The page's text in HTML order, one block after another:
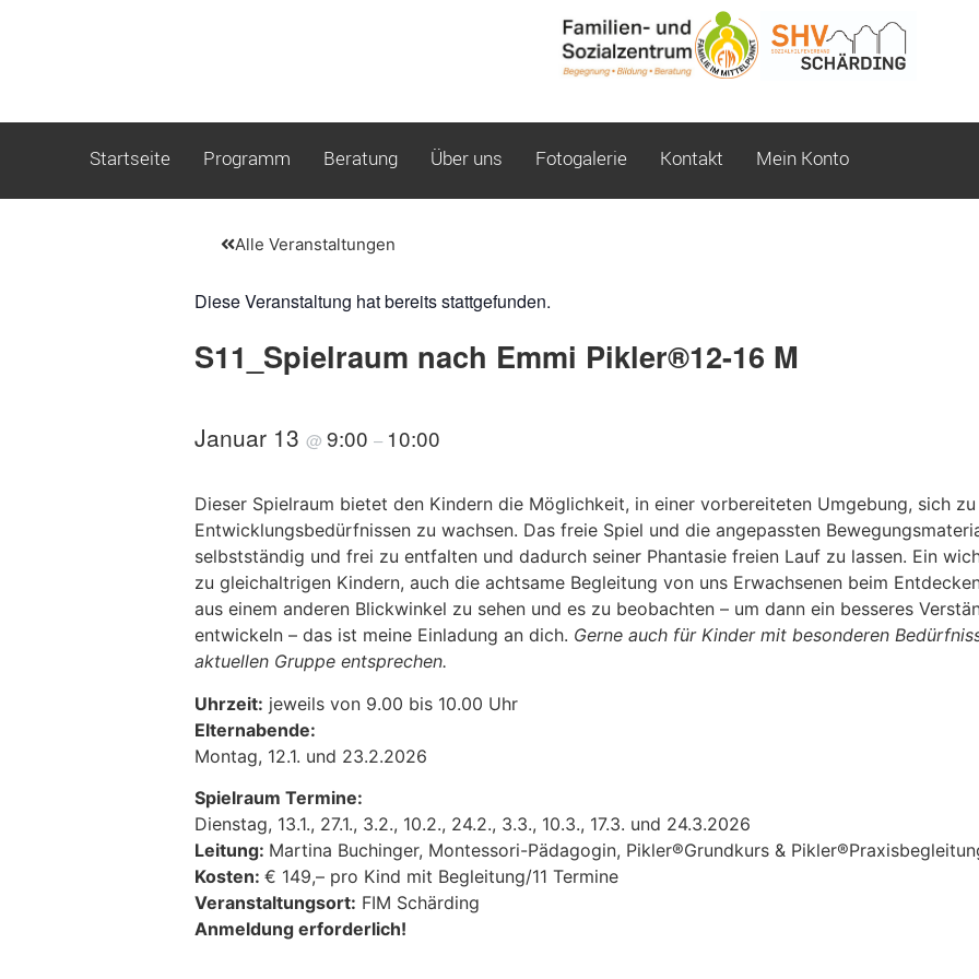
Startseite Programm Beratung Über uns Fotogalerie Kontakt Mein Konto
Alle Veranstaltungen
Diese Veranstaltung hat bereits stattgefunden.
S11_Spielraum nach Emmi Pikler®12-16 M
Januar 13 @ 9:00 – 10:00
Dieser Spielraum bietet den Kindern die Möglichkeit, in einer vorbereiteten Umgebung, sich
Entwicklungsbedürfnissen zu wachsen. Das freie Spiel und die angepassten
selbstständig und frei zu entfalten und dadurch seiner Phantasie freien Lauf zu lassen. Ein
zu gleichaltrigen Kindern, auch die achtsame Begleitung von uns Erwachsenen beim
aus einem anderen Blickwinkel zu sehen und es zu beobachten – um dann ein besseres
entwickeln – das ist meine Einladung an dich. Gerne auch für Kinder mit besonderen
aktuellen Gruppe entsprechen.
Uhrzeit: jeweils von 9.00 bis 10.00 Uhr
Elternabende:
Montag, 12.1. und 23.2.2026
Spielraum Termine:
Dienstag, 13.1., 27.1., 3.2., 10.2., 24.2., 3.3., 10.3., 17.3. und 24.3.2026
Leitung: Martina Buchinger, Montessori-Pädagogin, Pikler®Grundkurs &
Kosten: € 149,– pro Kind mit Begleitung/11 Termine
Veranstaltungsort: FIM Schärding
Anmeldung erforderlich!